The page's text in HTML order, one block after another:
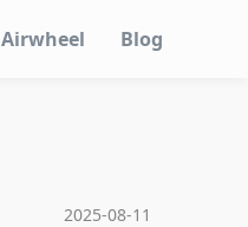
Airwheel Blog
2025-08-11